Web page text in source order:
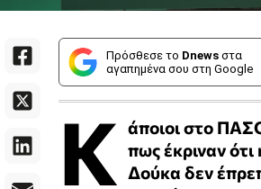
Πρόσθεσε το Dnews στα
αγαπημένα σου στη Google
Κ άποιοι στο
πως έκριναν
Δούκα δεν